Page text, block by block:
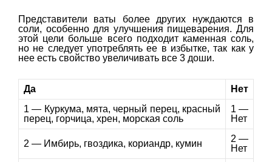
Представители ваты более других нуждаются в
соли, особенно для улучшения пищеварения. Для
этой цели больше всего подходит каменная соль,
но не следует употреблять ее в избытке, так как у
нее есть свойство увеличивать все 3 доши.
Да
Нет
1 — Куркума, мята, черный перец, красный
перец, горчица, хрен, морская соль
1 —
Нет
2 — Имбирь, гвоздика, кориандр, кумин
2 —
Нет